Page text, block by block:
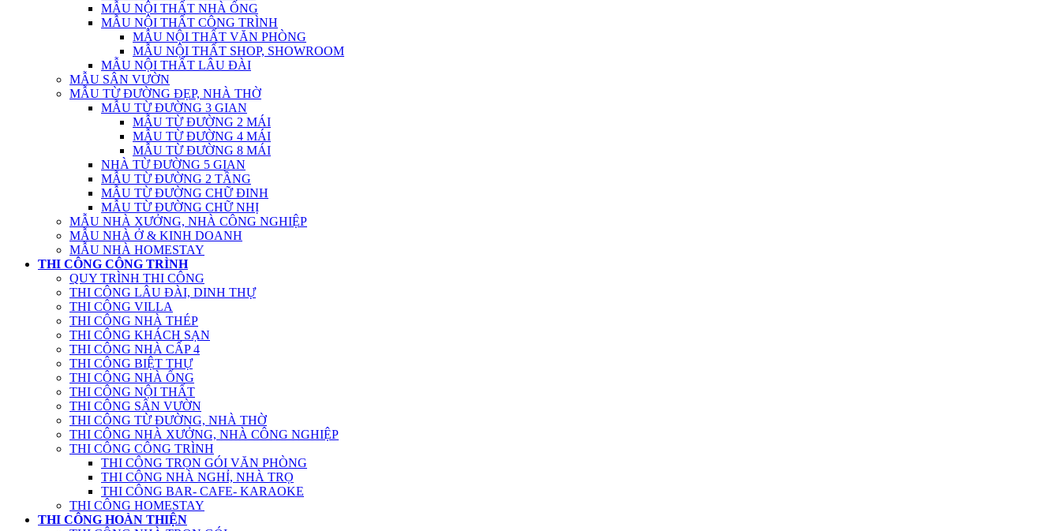
MẪU NỘI THẤT NHÀ ỐNG
MẪU NỘI THẤT CÔNG TRÌNH
MẪU NỘI THẤT VĂN PHÒNG
MẪU NỘI THẤT SHOP, SHOWROOM
MẪU NỘI THẤT LÂU ĐÀI
MẪU SÂN VƯỜN
MẪU TỪ ĐƯỜNG ĐẸP, NHÀ THỜ
MẪU TỪ ĐƯỜNG 3 GIAN
MẪU TỪ ĐƯỜNG 2 MÁI
MẪU TỪ ĐƯỜNG 4 MÁI
MẪU TỪ ĐƯỜNG 8 MÁI
NHÀ TỪ ĐƯỜNG 5 GIAN
MẪU TỪ ĐƯỜNG 2 TẦNG
MẪU TỪ ĐƯỜNG CHỮ ĐINH
MẪU TỪ ĐƯỜNG CHỮ NHỊ
MẪU NHÀ XƯỞNG, NHÀ CÔNG NGHIỆP
MẪU NHÀ Ở & KINH DOANH
MẪU NHÀ HOMESTAY
THI CÔNG CÔNG TRÌNH
QUY TRÌNH THI CÔNG
THI CÔNG LÂU ĐÀI, DINH THỰ
THI CÔNG VILLA
THI CÔNG NHÀ THÉP
THI CÔNG KHÁCH SẠN
THI CÔNG NHÀ CẤP 4
THI CÔNG BIỆT THỰ
THI CÔNG NHÀ ỐNG
THI CÔNG NỘI THẤT
THI CÔNG SÂN VƯỜN
THI CÔNG TỪ ĐƯỜNG, NHÀ THỜ
THI CÔNG NHÀ XƯỞNG, NHÀ CÔNG NGHIỆP
THI CÔNG CÔNG TRÌNH
THI CÔNG TRỌN GÓI VĂN PHÒNG
THI CÔNG NHÀ NGHỈ, NHÀ TRỌ
THI CÔNG BAR- CAFE- KARAOKE
THI CÔNG HOMESTAY
THI CÔNG HOÀN THIỆN